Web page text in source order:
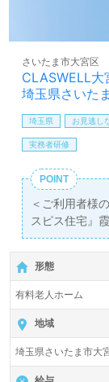
CLASWELL
埼玉県さいた
さいたま市大宮区
埼玉県 お見逃し
実務者研修
POINT
＜ご利用者様
スピス住宅』
員募集◎
【月給
有資格者向け
入居定員58名
関キャピタル
都千代田区）
宅、有料老人
ービス、居宅
形態
有料老人ホーム
地域
埼玉県さいたま市大